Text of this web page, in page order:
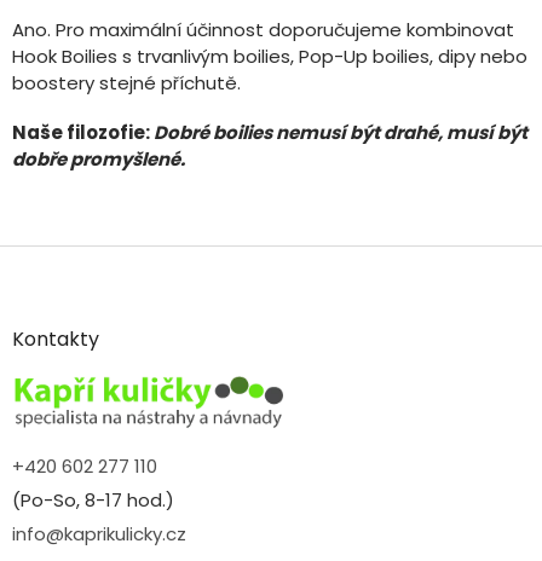
Ano. Pro maximální účinnost doporučujeme kombinovat
Hook Boilies s trvanlivým boilies, Pop-Up boilies, dipy nebo
boostery stejné příchutě.
Naše filozofie:Dobré boiliesnemusí být drahé, musí být
dobře promyšlené.
Z
aKontakty
+420 602 277 110
(Po-So, 8-17 hod.)
info@kaprikulicky.cz